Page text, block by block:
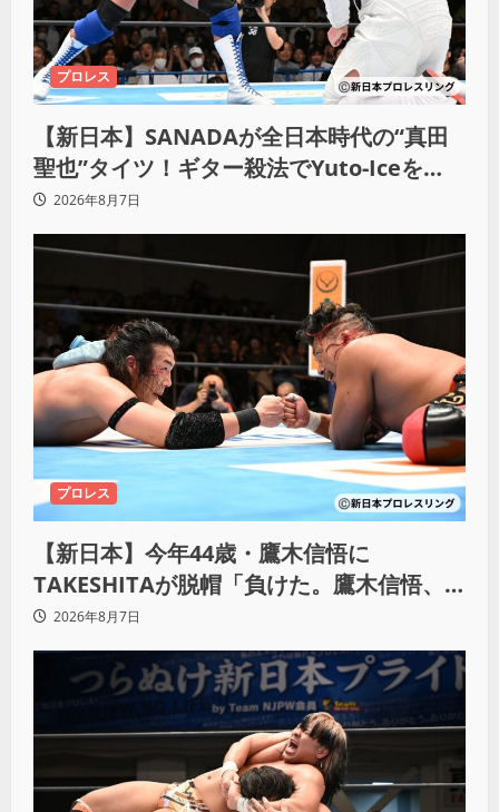
プロレス
【新日本】SANADAが全日本時代の“真田
聖也”タイツ！ギター殺法でYuto-Iceを
KO「俺と闘う時は考えろ。感じるな」
2026年8月7日
プロレス
【新日本】今年44歳・鷹木信悟に
TAKESHITAが脱帽「負けた。鷹木信悟、
強いわ！」
2026年8月7日